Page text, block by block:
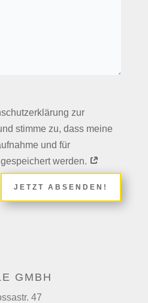
zur
stimme zu, dass meine
und für
werden.
JETZT ABSENDEN!
GMBH
47